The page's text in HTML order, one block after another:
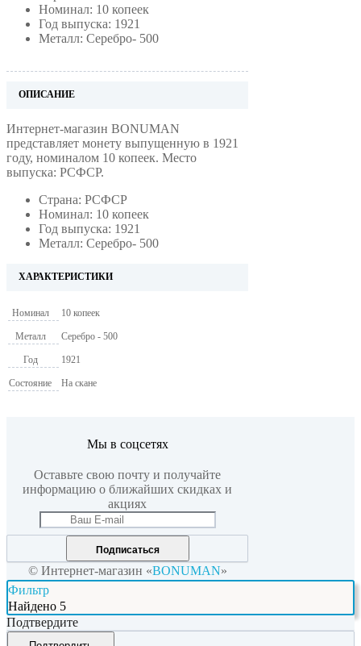
Номинал: 10 копеек
Год выпуска: 1921
Металл: Серебро- 500
ОПИСАНИЕ
Интернет-магазин BONUMAN
представляет монету выпущенную в 1921
году, номиналом 10 копеек. Место
выпуска: РСФСР.
Страна: РСФСР
Номинал: 10 копеек
Год выпуска: 1921
Металл: Серебро- 500
ХАРАКТЕРИСТИКИ
Номинал 10 копеек
Металл Серебро - 500
Год 1921
Состояние На скане
Мы в соцсетях
Оставьте свою почту и получайте
информацию о ближайших скидках и
акциях
Подписаться
© Интернет-магазин «BONUMAN»
Фильтр
Найдено 5
Подтвердите